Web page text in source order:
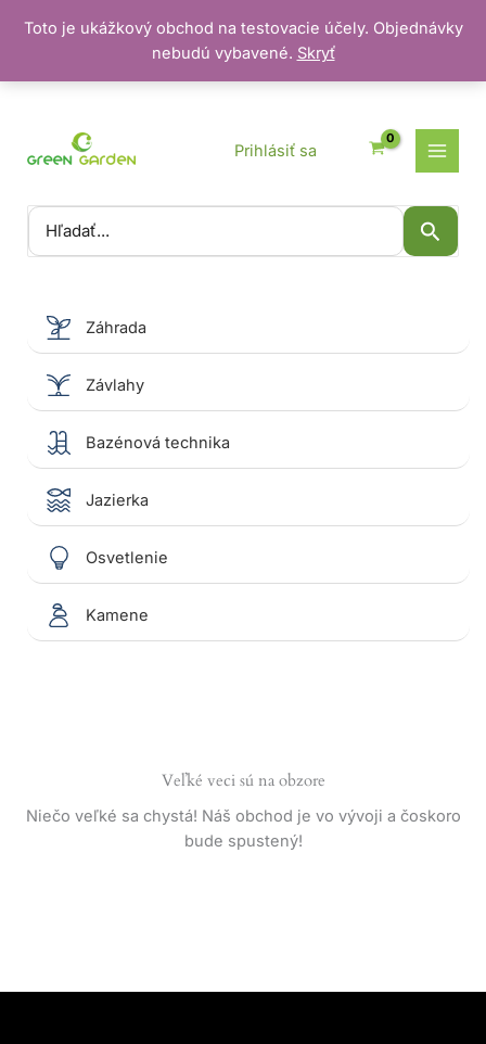
Toto je ukážkový obchod na testovacie účely. Objednávky
nebudú vybavené. Skryť
Vyhľadať:
Prihlásiť sa
Záhrada
Závlahy
Bazénová technika
Jazierka
Osvetlenie
Kamene
Veľké veci sú na obzore
Niečo veľké sa chystá! Náš obchod je vo vývoji a čoskoro
bude spustený!